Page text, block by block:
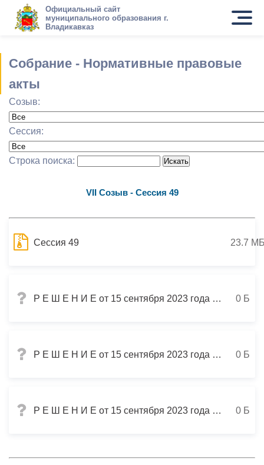
Официальный сайт
муниципального образования г.
Владикавказ
Собрание - Нормативные правовые
акты
Созыв:
Сессия:
Строка поиска:
VII Созыв - Сессия 49
Сессия 49 23.7
Р Е Ш Е Н И Е от 15 сентября 2023 года № 49/67 г.Владикавказ О внесении изменений в Генеральный план и Правила землепользования и застройки муниципального образования городской округ г.Владикавказ, утвержденные решением Собрания представителей г.Владикавк 0 Б
Р Е Ш Е Н И Е от 15 сентября 2023 года № 49/60 г. Владикавказ О внесении изменений в решение Собрания представителей г.Владикавказ от 23.12.2022 №40/101 «О бюджете муниципального образования г.Владикавказ на 2023 год и на плановый период 2024 и 2025 годов 0 Б
Р Е Ш Е Н И Е от 15 сентября 2023 года № 49/58 г. Владикавказ Об итогах социально-экономического развития г.Владикавказа за I квартал 2023 года 0 Б